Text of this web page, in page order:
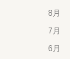
8月
7月
6月